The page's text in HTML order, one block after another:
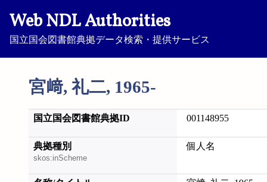
Web NDL Authorities
国立国会図書館典拠データ検索・提供サービス
宮﨑, 礼二, 1965-
国立国会図書館典拠ID 001148955
典拠種別
skos:inScheme
個人名